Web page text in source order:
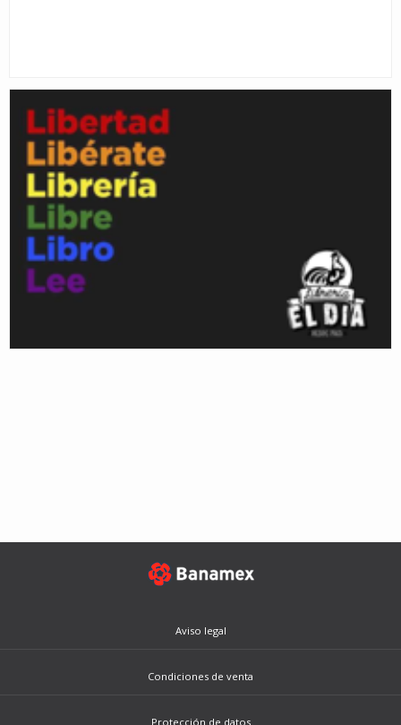
Aviso legal
Condiciones de venta
Protección de datos